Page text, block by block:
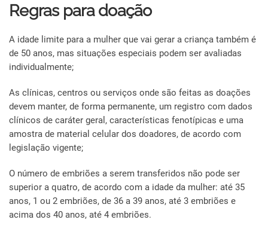
Regras para doação
A idade limite para a mulher que vai gerar a criança também é
de 50 anos, mas situações especiais podem ser avaliadas
individualmente;
As clínicas, centros ou serviços onde são feitas as doações
devem manter, de forma permanente, um registro com dados
clínicos de caráter geral, características fenotípicas e uma
amostra de material celular dos doadores, de acordo com
legislação vigente;
O número de embriões a serem transferidos não pode ser
superior a quatro, de acordo com a idade da mulher: até 35
anos, 1 ou 2 embriões, de 36 a 39 anos, até 3 embriões e
acima dos 40 anos, até 4 embriões.